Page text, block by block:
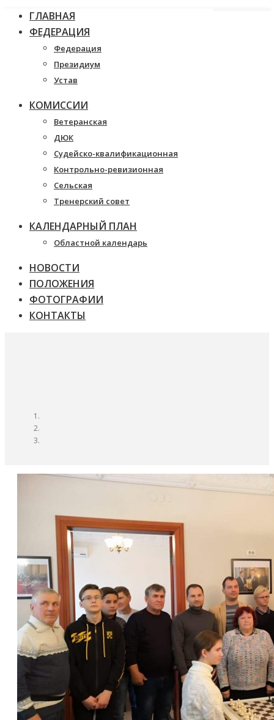
ГЛАВНАЯ
ФЕДЕРАЦИЯ
Федерация
Президиум
Устав
КОМИССИИ
Ветеранская
ДЮК
Судейско-квалификационная
Контрольно-ревизионная
Сельская
Тренерский совет
КАЛЕНДАРНЫЙ ПЛАН
Областной календарь
НОВОСТИ
ПОЛОЖЕНИЯ
ФОТОГРАФИИ
КОНТАКТЫ